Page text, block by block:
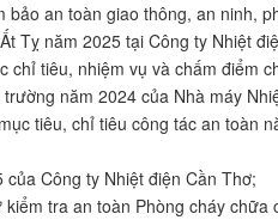
an toàn giao thông, an ninh,
Tỵ năm 2025 tại Công ty Nhiệt
tiêu, nhiệm vụ và chấm điểm
năm 2024 của Nhà máy
tiêu, chỉ tiêu công tác an toàn
Công ty Nhiệt điện Cần Thơ;
tra an toàn Phòng cháy